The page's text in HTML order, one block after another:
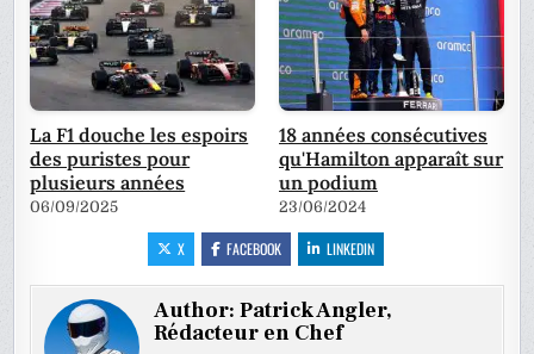
La F1 douche les espoirs
des puristes pour
plusieurs années
06/09/2025
18 années consécutives
qu'Hamilton apparaît sur
un podium
23/06/2024
X FACEBOOK LINKEDIN
Author:Patrick Angler,
Rédacteur en Chef